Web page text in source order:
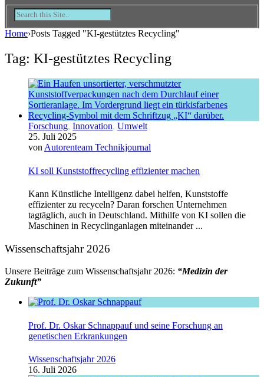
Home›Posts Tagged "KI-gestütztes Recycling"
Tag: KI-gestütztes Recycling
Forschung, Innovation, Umwelt
25. Juli 2025
von Autorenteam Technikjournal
KI soll Kunststoffrecycling effizienter machen
Kann Künstliche Intelligenz dabei helfen, Kunststoffe
effizienter zu recyceln? Daran forschen Unternehmen
tagtäglich, auch in Deutschland. Mithilfe von KI sollen die
Maschinen in Recyclinganlagen miteinander ...
Wissenschaftsjahr 2026
Unsere Beiträge zum Wissenschaftsjahr 2026: “Medizin der
Zukunft”
Prof. Dr. Oskar Schnappauf und seine Forschung an
genetischen Erkrankungen
Wissenschaftsjahr 2026
16. Juli 2026